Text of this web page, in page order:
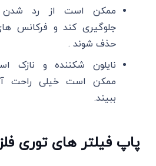
ممکن است از رد شدن
جلوگیری کند و فرکانس
حذف شوند .
نایلون شکننده و نازک
ممکن است خیلی راحت
ببیند.
پاپ فیلتر های توری